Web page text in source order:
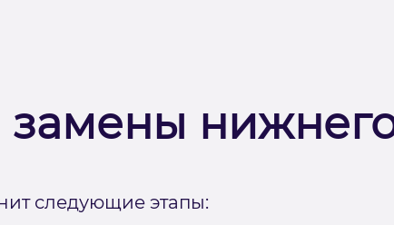
замены
следующие этапы: